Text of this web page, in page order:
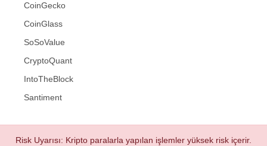
CoinGecko
CoinGlass
SoSoValue
CryptoQuant
IntoTheBlock
Santiment
Risk Uyarısı: Kripto paralarla yapılan işlemler yüksek risk içerir.